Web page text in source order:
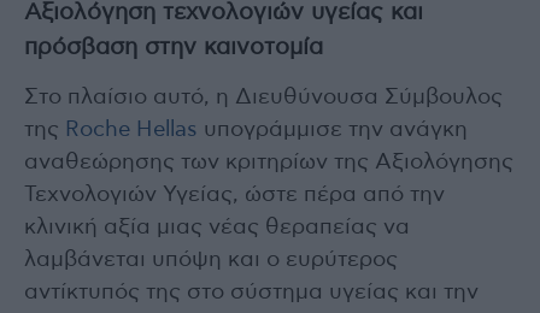
Αξιολόγηση τεχνολογιών υγείας και
πρόσβαση στην καινοτομία
Στο πλαίσιο αυτό, η Διευθύνουσα Σύμβουλος
της Roche Hellas υπογράμμισε την ανάγκη
αναθεώρησης των κριτηρίων της Αξιολόγησης
Τεχνολογιών Υγείας, ώστε πέρα από την
κλινική αξία μιας νέας θεραπείας να
λαμβάνεται υπόψη και ο ευρύτερος
αντίκτυπός της στο σύστημα υγείας και την